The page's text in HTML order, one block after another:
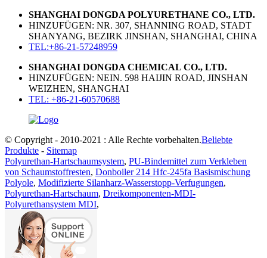
SHANGHAI DONGDA POLYURETHANE CO., LTD.
HINZUFÜGEN: NR. 307, SHANNING ROAD, STADT
SHANYANG, BEZIRK JINSHAN, SHANGHAI, CHINA
TEL:+86-21-57248959
SHANGHAI DONGDA CHEMICAL CO., LTD.
HINZUFÜGEN: NEIN. 598 HAIJIN ROAD, JINSHAN
WEIZHEN, SHANGHAI
TEL: +86-21-60570688
© Copyright - 2010-2021 : Alle Rechte vorbehalten.Beliebte
Produkte - Sitemap
Polyurethan-Hartschaumsystem, PU-Bindemittel zum Verkleben
von Schaumstoffresten, Donboiler 214 Hfc-245fa Basismischung
Polyole, Modifizierte Silanharz-Wasserstopp-Verfugungen,
Polyurethan-Hartschaum, Dreikomponenten-MDI-
Polyurethansystem MDI,